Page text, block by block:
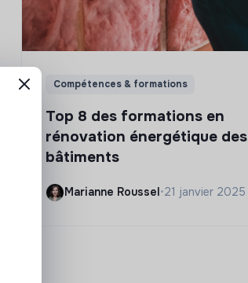
Compétences & formations
Top 8 des formations en
rénovation énergétique des
bâtiments
Marianne Roussel•21 janvier 2025